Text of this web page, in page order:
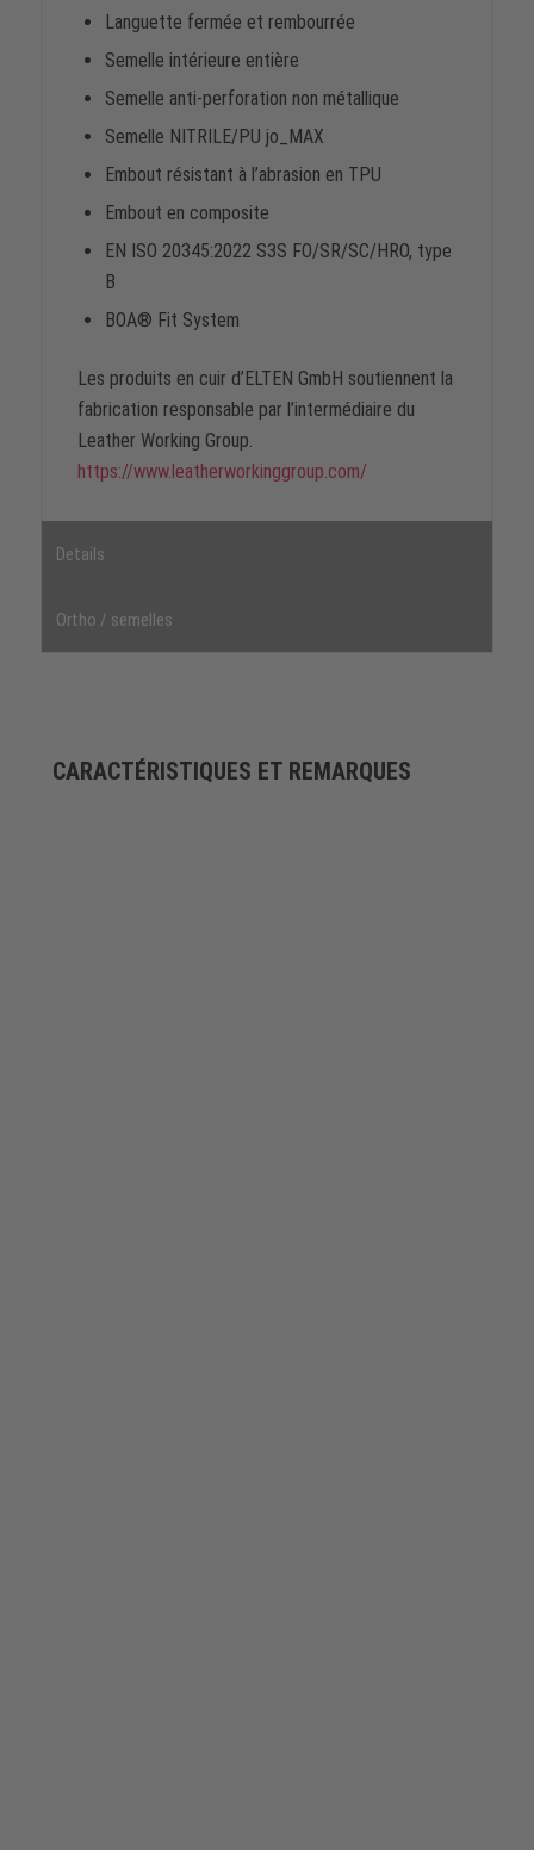
Languette fermée et rembourrée
Semelle intérieure entière
Semelle anti-perforation non métallique
Semelle NITRILE/PU jo_MAX
Embout résistant à l’abrasion en TPU
Embout en composite
EN ISO 20345:2022 S3S FO/SR/SC/HRO, type
B
BOA® Fit System
Les produits en cuir d’ELTEN GmbH soutiennent la
fabrication responsable par l’intermédiaire du
Leather Working Group.
https://www.leatherworkinggroup.com/
Details
Ortho / semelles
CARACTÉRISTIQUES ET REMARQUES